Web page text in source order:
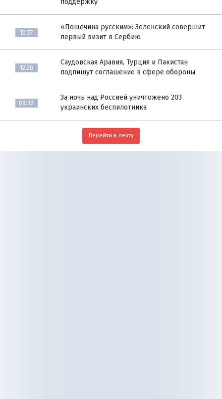
поддержку
12:37
«Пощёчина русским»: Зеленский совершит
первый визит в Сербию
12:20
Саудовская Аравия, Турция и Пакистан
подпишут соглашение в сфере обороны
09:32
За ночь над Россией уничтожено 203
украинских беспилотника
Перейти в ленту